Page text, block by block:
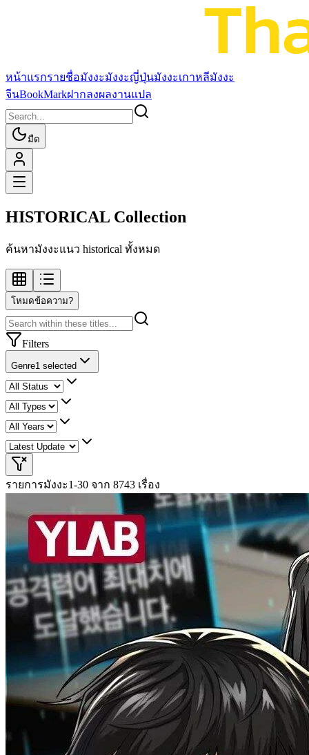
หน้าแรกรายชื่อมังงะมังงะญี่ปุ่นมังงะเกาหลีมังงะ
จีนBookMarkฝากลงผลงานแปล
มืด
HISTORICAL Collection
ค้นหามังงะแนว historical ทั้งหมด
โหมดข้อความ?
Filters
Genre1 selected
รายการมังงะ1-30 จาก 8743 เรื่อง